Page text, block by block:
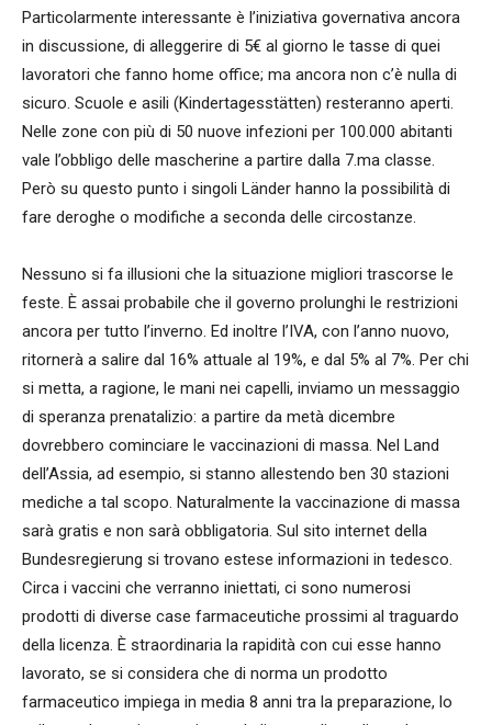
Particolarmente interessante è l’iniziativa governativa ancora
in discussione, di alleggerire di 5€ al giorno le tasse di quei
lavoratori che fanno home office; ma ancora non c’è nulla di
sicuro. Scuole e asili (Kindertagesstätten) resteranno aperti.
Nelle zone con più di 50 nuove infezioni per 100.000 abitanti
vale l’obbligo delle mascherine a partire dalla 7.ma classe.
Però su questo punto i singoli Länder hanno la possibilità di
fare deroghe o modifiche a seconda delle circostanze.
Nessuno si fa illusioni che la situazione migliori trascorse le
feste. È assai probabile che il governo prolunghi le restrizioni
ancora per tutto l’inverno. Ed inoltre l’IVA, con l’anno nuovo,
ritornerà a salire dal 16% attuale al 19%, e dal 5% al 7%. Per chi
si metta, a ragione, le mani nei capelli, inviamo un messaggio
di speranza prenatalizio: a partire da metà dicembre
dovrebbero cominciare le vaccinazioni di massa. Nel Land
dell’Assia, ad esempio, si stanno allestendo ben 30 stazioni
mediche a tal scopo. Naturalmente la vaccinazione di massa
sarà gratis e non sarà obbligatoria. Sul sito internet della
Bundesregierung si trovano estese informazioni in tedesco.
Circa i vaccini che verranno iniettati, ci sono numerosi
prodotti di diverse case farmaceutiche prossimi al traguardo
della licenza. È straordinaria la rapidità con cui esse hanno
lavorato, se si considera che di norma un prodotto
farmaceutico impiega in media 8 anni tra la preparazione, lo